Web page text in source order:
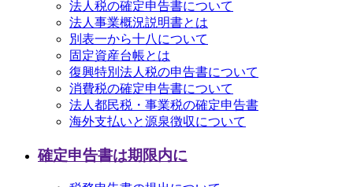
法人税の確定申告書について
法人事業概況説明書とは
別表一から十八について
固定資産台帳とは
復興特別法人税の申告書について
消費税の確定申告書について
法人都民税・事業税の確定申告書
海外支払いと源泉徴収について
確定申告書は期限内に